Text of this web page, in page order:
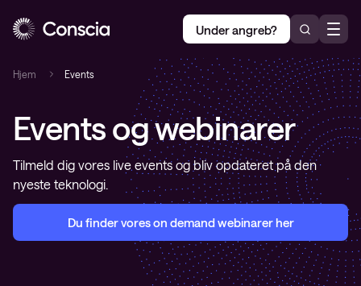
Under angreb?
Hjem Events
Events og webinarer
Tilmeld dig vores live events og bliv opdateret på den
nyeste teknologi.
Du finder vores on demand webinarer her